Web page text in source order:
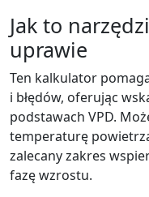
Jak to
uprawie
Ten kalkulator
i błędów, oferując
podstawach VPD.
temperaturę
zalecany zakres
fazę wzrostu.